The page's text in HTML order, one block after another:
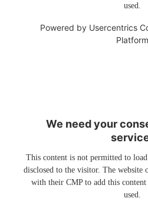
used.
Powered by Usercentrics
Platform
We need your
This content is not permitted to
disclosed to the visitor. The website
with their CMP to add this
used.